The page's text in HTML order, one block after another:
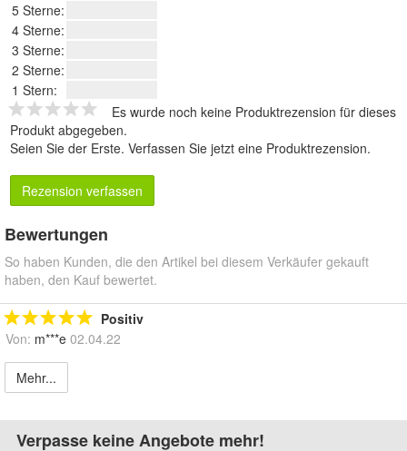
5 Sterne:
4 Sterne:
3 Sterne:
2 Sterne:
1 Stern:
Es wurde noch keine Produktrezension für dieses
Produkt abgegeben.
Seien Sie der Erste. Verfassen Sie jetzt eine Produktrezension.
Rezension verfassen
Bewertungen
So haben Kunden, die den Artikel bei diesem Verkäufer gekauft
haben, den Kauf bewertet.
Positiv
Von: m***e 02.04.22
Mehr...
Verpasse keine Angebote mehr!